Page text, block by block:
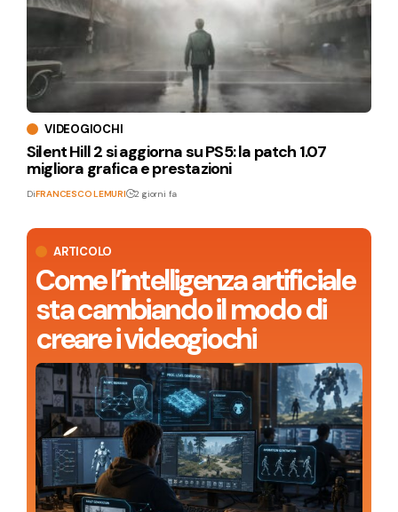
ARTICOLO
Come l’intelligenza artificiale
sta cambiando il modo di
creare i videogiochi
VIDEOGIOCHI
Silent Hill 2 si aggiorna su PS5: la patch 1.07
migliora grafica e prestazioni
DiFRANCESCO LEMURI 2 giorni fa